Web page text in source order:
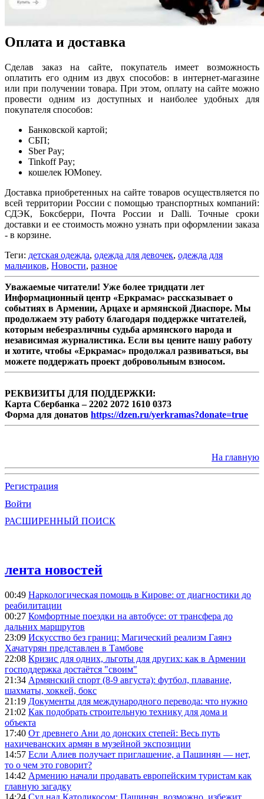
Оплата и доставка
Сделав заказ на сайте, покупатель имеет возможность
оплатить его одним из двух способов: в интернет-магазине
или при получении товара. При этом, оплату на сайте можно
провести одним из доступных и наиболее удобных для
покупателя способов:
Банковской картой;
СБП;
Sber Pay;
Tinkoff Pay;
кошелек ЮМoney.
Доставка приобретенных на сайте товаров осуществляется по
всей территории России с помощью транспортных компаний:
СДЭК, Боксберри, Почта России и Dalli. Точные сроки
доставки и ее стоимость можно узнать при оформлении заказа
- в корзине.
Теги: детская одежда, одежда для девочек, одежда для
мальчиков, Новости, разное
Уважаемые читатели! Уже более тридцати лет
Информационный центр «Еркрамас» рассказывает о
событиях в Армении, Арцахе и армянской Диаспоре. Мы
продолжаем эту работу благодаря поддержке читателей,
которым небезразличны судьба армянского народа и
независимая журналистика. Если вы цените нашу работу
и хотите, чтобы «Еркрамас» продолжал развиваться, вы
можете поддержать проект добровольным взносом.
РЕКВИЗИТЫ ДЛЯ ПОДДЕРЖКИ:
Карта Сбербанка – 2202 2072 1610 0373
Форма для донатов https://dzen.ru/yerkramas?donate=true
На главную
Регистрация
Войти
РАСШИРЕННЫЙ ПОИСК
лента новостей
00:49 Наркологическая помощь в Кирове: от диагностики до
реабилитации
00:27 Комфортные поездки на автобусе: от трансфера до
дальних маршрутов
23:09 Искусство без границ: Магический реализм Гаянэ
Хачатурян представлен в Тамбове
22:08 Кризис для одних, льготы для других: как в Армении
господдержка достаётся "своим"
21:34 Армянский спорт (8-9 августа): футбол, плавание,
шахматы, хоккей, бокс
21:19 Документы для международного перевода: что нужно
21:02 Как подобрать строительную технику для дома и
объекта
17:40 От древнего Ани до донских степей: Весь путь
нахичеванских армян в музейной экспозиции
14:57 Если Алиев получает приглашение, а Пашинян — нет,
то о чем это говорит?
14:42 Армению начали продавать европейским туристам как
главную загадку
14:24 Суд над Католикосом: Пашинян, возможно, избежит